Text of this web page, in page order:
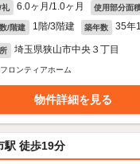
礼 6.0ヶ月/1.0ヶ月 使用部分面
/階建 1階/3階建 築年数 35年
埼玉県狭山市中央３丁目
ロンティアホーム
物件詳細を見る
駅 徒歩19分